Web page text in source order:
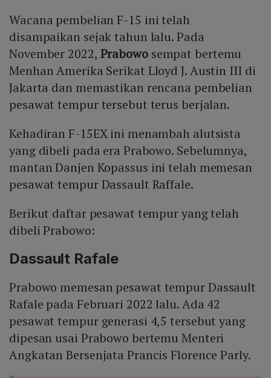
Wacana pembelian F-15 ini telah
disampaikan sejak tahun lalu. Pada
November 2022, Prabowosempat bertemu
Menhan Amerika Serikat Lloyd J. Austin III di
Jakarta dan memastikan rencana pembelian
pesawat tempur tersebut terus berjalan.
Kehadiran F-15EX ini menambah alutsista
yang dibeli pada era Prabowo. Sebelumnya,
mantan Danjen Kopassus ini telah memesan
pesawat tempur Dassault Raffale.
Berikut daftar pesawat tempur yang telah
dibeli Prabowo:
Dassault Rafale
Prabowo memesan pesawat tempur Dassault
Rafale pada Februari 2022 lalu. Ada 42
pesawat tempur generasi 4,5 tersebut yang
dipesan usai Prabowo bertemu Menteri
Angkatan Bersenjata Prancis Florence Parly.